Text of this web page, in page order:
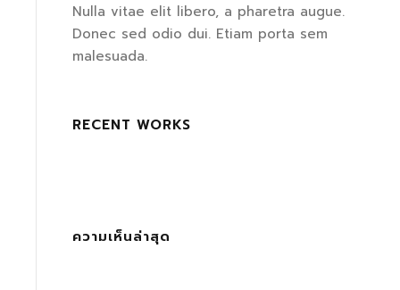
Nulla vitae elit libero, a pharetra augue.
Donec sed odio dui. Etiam porta sem
malesuada.
RECENT WORKS
ความเห็นล่าสุด